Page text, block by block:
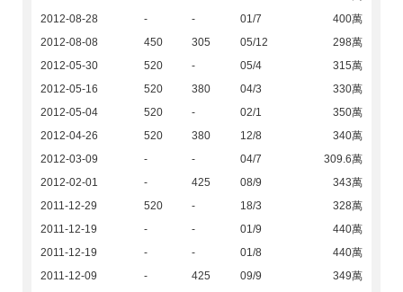
2012-08-28
- - 01/7
400萬
2012-08-08
450 305 05/12
298萬
2012-05-30
520 - 05/4
315萬
2012-05-16
520 380 04/3
330萬
2012-05-04
520 - 02/1
350萬
2012-04-26
520 380 12/8
340萬
2012-03-09
- - 04/7
309.6萬
2012-02-01
- 425 08/9
343萬
2011-12-29
520 - 18/3
328萬
2011-12-19
- - 01/9
440萬
2011-12-19
- - 01/8
440萬
2011-12-09
- 425 09/9
349萬